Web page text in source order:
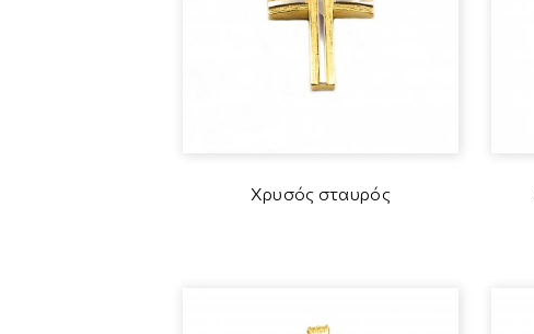
Χρυσός σταυρός